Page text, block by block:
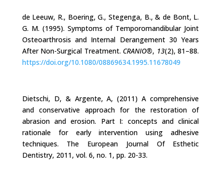
de Leeuw, R., Boering, G., Stegenga, B., & de Bont, L.
G. M. (1995). Symptoms of Temporomandibular Joint
Osteoarthrosis and Internal Derangement 30 Years
After Non-Surgical Treatment. CRANIO®, 13(2), 81–88.
https://doi.org/10.1080/08869634.1995.11678049
Dietschi, D, & Argente, A, (2011) A comprehensive
and conservative approach for the restoration of
abrasion and erosion. Part I: concepts and clinical
rationale for early intervention using adhesive
techniques. The European Journal Of Esthetic
Dentistry, 2011, vol. 6, no. 1, pp. 20-33.